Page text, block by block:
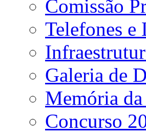
Comissão
Telefones e
Galeria de
Memória
Concurso